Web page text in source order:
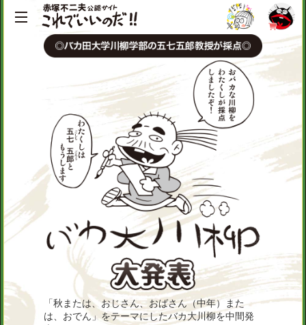
「秋または、おじさん、おばさん（中年）また
は、おでん」をテーマにしたバカ大川柳を中間発